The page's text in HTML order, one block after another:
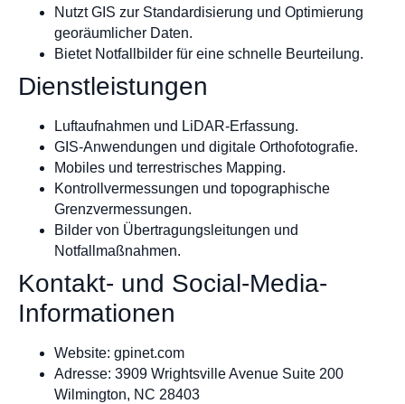
Nutzt GIS zur Standardisierung und Optimierung
georäumlicher Daten.
Bietet Notfallbilder für eine schnelle Beurteilung.
Dienstleistungen
Luftaufnahmen und LiDAR-Erfassung.
GIS-Anwendungen und digitale Orthofotografie.
Mobiles und terrestrisches Mapping.
Kontrollvermessungen und topographische
Grenzvermessungen.
Bilder von Übertragungsleitungen und
Notfallmaßnahmen.
Kontakt- und Social-Media-
Informationen
Website: gpinet.com
Adresse: 3909 Wrightsville Avenue Suite 200
Wilmington, NC 28403